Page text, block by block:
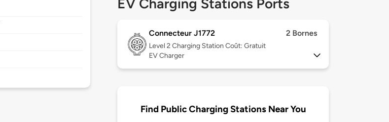
EV Charging Stations Ports
Connecteur J1772 2 Bornes
Level 2 Charging Station Coût: Gratuit
EV Charger
Find Public Charging Stations Near You